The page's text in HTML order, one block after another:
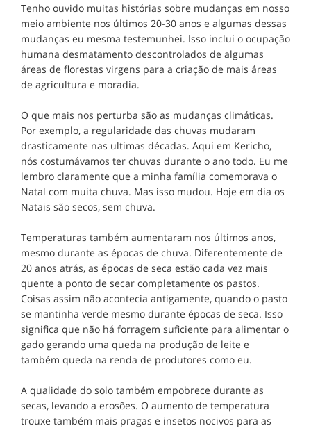
Tenho ouvido muitas histórias sobre mudanças em nosso
meio ambiente nos últimos 20-30 anos e algumas dessas
mudanças eu mesma testemunhei. Isso inclui o ocupação
humana desmatamento descontrolados de algumas
áreas de florestas virgens para a criação de mais áreas
de agricultura e moradia.
O que mais nos perturba são as mudanças climáticas.
Por exemplo, a regularidade das chuvas mudaram
drasticamente nas ultimas décadas. Aqui em Kericho,
nós costumávamos ter chuvas durante o ano todo. Eu me
lembro claramente que a minha família comemorava o
Natal com muita chuva. Mas isso mudou. Hoje em dia os
Natais são secos, sem chuva.
Temperaturas também aumentaram nos últimos anos,
mesmo durante as épocas de chuva. Diferentemente de
20 anos atrás, as épocas de seca estão cada vez mais
quente a ponto de secar completamente os pastos.
Coisas assim não acontecia antigamente, quando o pasto
se mantinha verde mesmo durante épocas de seca. Isso
significa que não há forragem suficiente para alimentar o
gado gerando uma queda na produção de leite e
também queda na renda de produtores como eu.
A qualidade do solo também empobrece durante as
secas, levando a erosões. O aumento de temperatura
trouxe também mais pragas e insetos nocivos para as